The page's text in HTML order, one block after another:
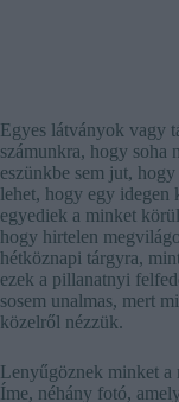
Egyes látványok vagy
számunkra, hogy soha
eszünkbe sem jut,
lehet, hogy egy idegen
egyediek a minket
hogy hirtelen
hétköznapi tárgyra,
ezek a pillanatnyi
sosem unalmas, mert
közelről nézzük.
Lenyűgöznek minket a
Íme, néhány fotó,